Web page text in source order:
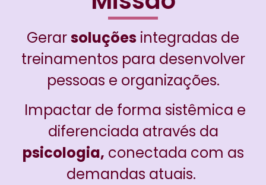
Gerarsoluções integradas de
treinamentos para desenvolver
pessoas e organizações.
Impactar de forma sistêmica e
diferenciada através da
psicologia, conectada com as
demandas atuais.